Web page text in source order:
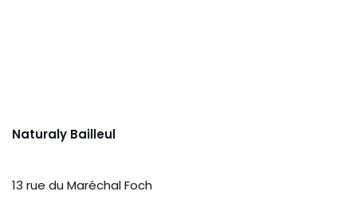
Naturaly Bailleul
13 rue du Maréchal Foch